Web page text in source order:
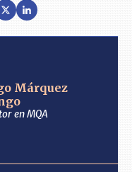
Márquez
en MQA